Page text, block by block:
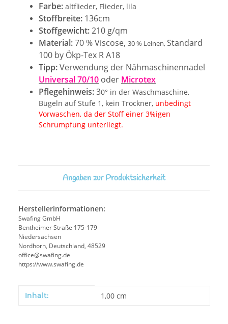
Farbe: altflieder, Flieder, lila
Stoffbreite: 136cm
Stoffgewicht:210 g/qm
Material:70 % Viscose, 30 % Leinen, Standard
100 by Ökp-Tex R A18
Tipp:Verwendung der Nähmaschinennadel
Universal 70/10 oder Microtex
Pflegehinweis:30° in der Waschmaschine,
Bügeln auf Stufe 1, kein Trockner, unbedingt
Vorwaschen, da der Stoff einer 3%igen
Schrumpfung unterliegt.
Angaben zur Produktsicherheit
Herstellerinformationen:
Swafing GmbH
Bentheimer Straße 175-179
Niedersachsen
Nordhorn, Deutschland, 48529
office@swafing.de
https://www.swafing.de
Produkteigenschaft
Wert
Inhalt: 1,00 cm